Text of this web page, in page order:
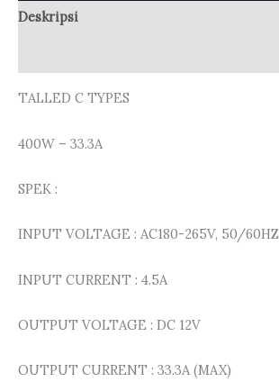
Deskripsi
TALLED C TYPES
400W – 33.3A
SPEK :
INPUT VOLTAGE : AC180-265V, 50/60HZ
INPUT CURRENT : 4.5A
OUTPUT VOLTAGE : DC 12V
OUTPUT CURRENT : 33.3A (MAX)